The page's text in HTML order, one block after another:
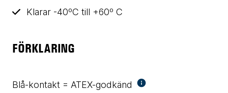
Klarar -40ºC till +60º C
FÖRKLARING
Blå-kontakt = ATEX-godkänd